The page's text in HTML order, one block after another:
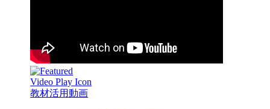
教材活用動画